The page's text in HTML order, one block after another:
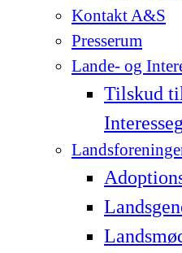
Kontakt A&S
Presserum
Lande- og
Tilskud